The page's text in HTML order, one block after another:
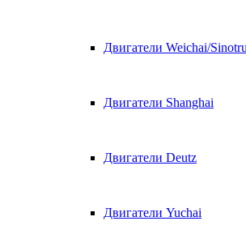
Двигатели Weichai/
Двигатели Shanghai
Двигатели Deutz
Двигатели Yuchai